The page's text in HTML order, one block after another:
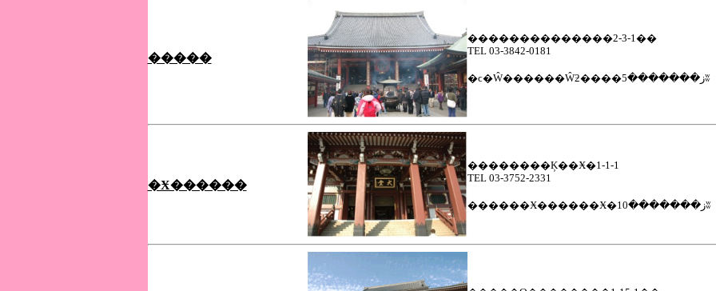
�����
��������������2-3-1��
TEL 03-3842-0181
�ϲ�Ŵ������Ŵƻ����ز�������5ʬ
�Ӿ������
��������Ķ��Ӿ�1-1-1
TEL 03-3752-2331
�� ����Ӿ������Ӿ�ز�������10ʬ